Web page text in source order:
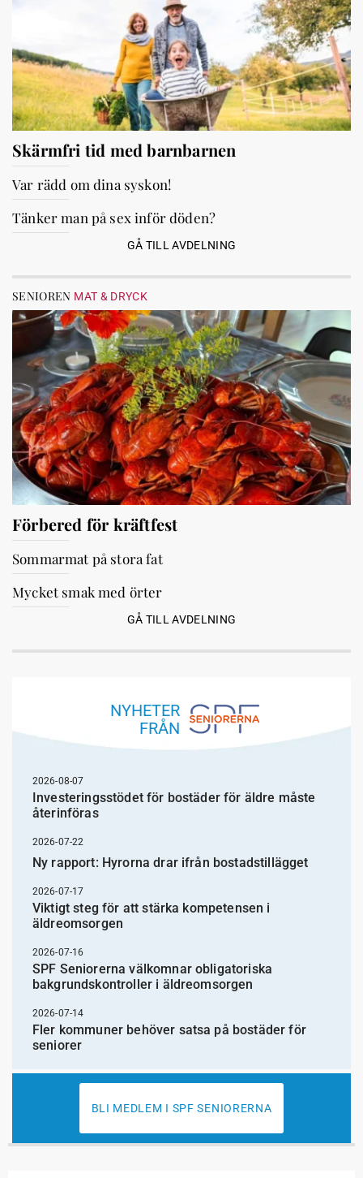
Skärmfri tid med barnbarnen
Var rädd om dina syskon!
Tänker man på sex inför döden?
GÅ TILL AVDELNING
SENIOREN MAT & DRYCK
Förbered för kräftfest
Sommarmat på stora fat
Mycket smak med örter
GÅ TILL AVDELNING
NYHETER
FRÅN
2026-08-07
Investeringsstödet för bostäder för äldre måste
återinföras
2026-07-22
Ny rapport: Hyrorna drar ifrån bostadstillägget
2026-07-17
Viktigt steg för att stärka kompetensen i
äldreomsorgen
2026-07-16
SPF Seniorerna välkomnar obligatoriska
bakgrundskontroller i äldreomsorgen
2026-07-14
Fler kommuner behöver satsa på bostäder för
seniorer
BLI MEDLEM I SPF SENIORERNA